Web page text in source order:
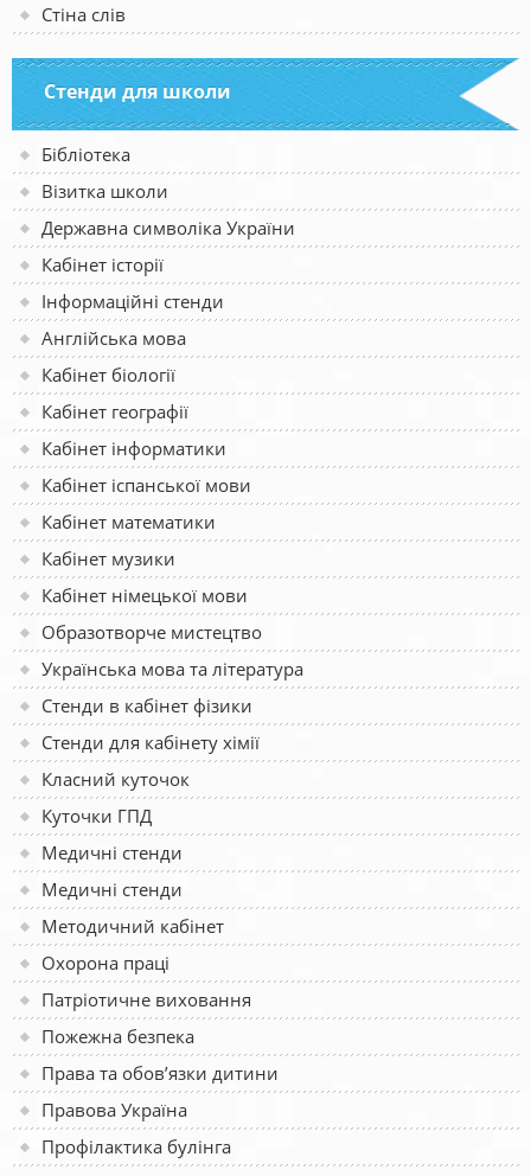
Стіна слів
Стенди для школи
Бібліотека
Візитка школи
Державна символіка України
Кабінет історії
Інформаційні стенди
Англійська мова
Кабінет біології
Кабінет географії
Кабінет інформатики
Кабінет іспанської мови
Кабінет математики
Кабінет музики
Кабінет німецької мови
Образотворче мистецтво
Українська мова та література
Стенди в кабінет фізики
Стенди для кабінету хімії
Класний куточок
Куточки ГПД
Медичні стенди
Медичні стенди
Методичний кабінет
Охорона праці
Патріотичне виховання
Пожежна безпека
Права та обов’язки дитини
Правова Україна
Профілактика булінга